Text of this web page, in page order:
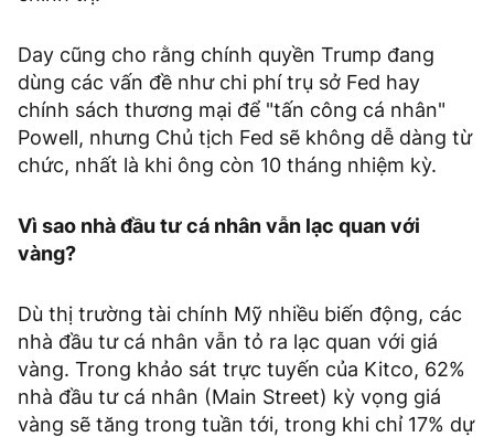
Day cũng cho rằng chính quyền Trump đang
dùng các vấn đề như chi phí trụ sở Fed hay
chính sách thương mại để "tấn công cá nhân"
Powell, nhưng Chủ tịch Fed sẽ không dễ dàng từ
chức, nhất là khi ông còn 10 tháng nhiệm kỳ.
Vì sao nhà đầu tư cá nhân vẫn lạc quan với
vàng?
Dù thị trường tài chính Mỹ nhiều biến động, các
nhà đầu tư cá nhân vẫn tỏ ra lạc quan với giá
vàng. Trong khảo sát trực tuyến của Kitco, 62%
nhà đầu tư cá nhân (Main Street) kỳ vọng giá
vàng sẽ tăng trong tuần tới, trong khi chỉ 17% dự